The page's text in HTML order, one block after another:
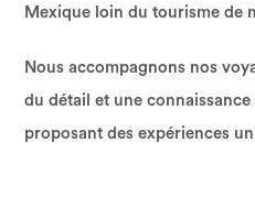
Mexique loin du tourisme de
Nous accompagnons nos
du détail et une
proposant des expériences